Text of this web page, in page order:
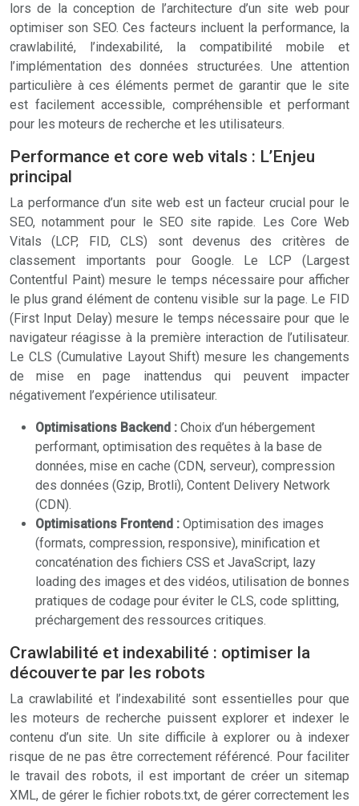
lors de la conception de l’architecture d’un site web pour
optimiser son SEO. Ces facteurs incluent la performance, la
crawlabilité, l’indexabilité, la compatibilité mobile et
l’implémentation des données structurées. Une attention
particulière à ces éléments permet de garantir que le site
est facilement accessible, compréhensible et performant
pour les moteurs de recherche et les utilisateurs.
Performance et core web vitals : L’Enjeu
principal
La performance d’un site web est un facteur crucial pour le
SEO, notamment pour le SEO site rapide. Les Core Web
Vitals (LCP, FID, CLS) sont devenus des critères de
classement importants pour Google. Le LCP (Largest
Contentful Paint) mesure le temps nécessaire pour afficher
le plus grand élément de contenu visible sur la page. Le FID
(First Input Delay) mesure le temps nécessaire pour que le
navigateur réagisse à la première interaction de l’utilisateur.
Le CLS (Cumulative Layout Shift) mesure les changements
de mise en page inattendus qui peuvent impacter
négativement l’expérience utilisateur.
Optimisations Backend : Choix d’un hébergement
performant, optimisation des requêtes à la base de
données, mise en cache (CDN, serveur), compression
des données (Gzip, Brotli), Content Delivery Network
(CDN).
Optimisations Frontend : Optimisation des images
(formats, compression, responsive), minification et
concaténation des fichiers CSS et JavaScript, lazy
loading des images et des vidéos, utilisation de bonnes
pratiques de codage pour éviter le CLS, code splitting,
préchargement des ressources critiques.
Crawlabilité et indexabilité : optimiser la
découverte par les robots
La crawlabilité et l’indexabilité sont essentielles pour que
les moteurs de recherche puissent explorer et indexer le
contenu d’un site. Un site difficile à explorer ou à indexer
risque de ne pas être correctement référencé. Pour faciliter
le travail des robots, il est important de créer un sitemap
XML, de gérer le fichier robots.txt, de gérer correctement les